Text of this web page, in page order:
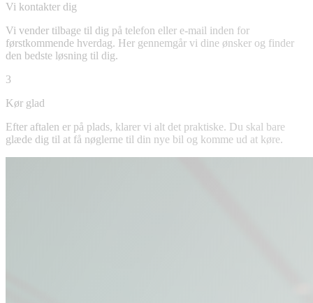
Vi kontakter dig
Vi vender tilbage til dig på telefon eller e-mail inden for
førstkommende hverdag. Her gennemgår vi dine ønsker og finder
den bedste løsning til dig.
3
Kør glad
Efter aftalen er på plads, klarer vi alt det praktiske. Du skal bare
glæde dig til at få nøglerne til din nye bil og komme ud at køre.